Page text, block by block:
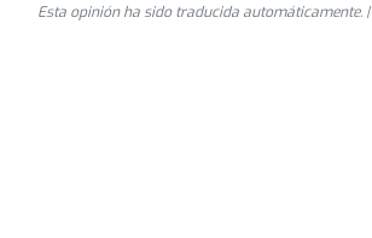
Esta opinión ha sido traducida automáticamente. |